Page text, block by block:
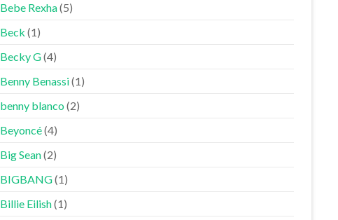
Bebe Rexha(5)
Beck (1)
Becky G(4)
Benny Benassi(1)
benny blanco(2)
Beyoncé(4)
Big Sean(2)
BIGBANG(1)
Billie Eilish(1)